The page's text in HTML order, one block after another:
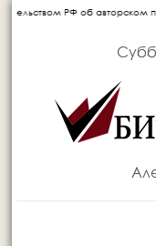
об авторском праве.